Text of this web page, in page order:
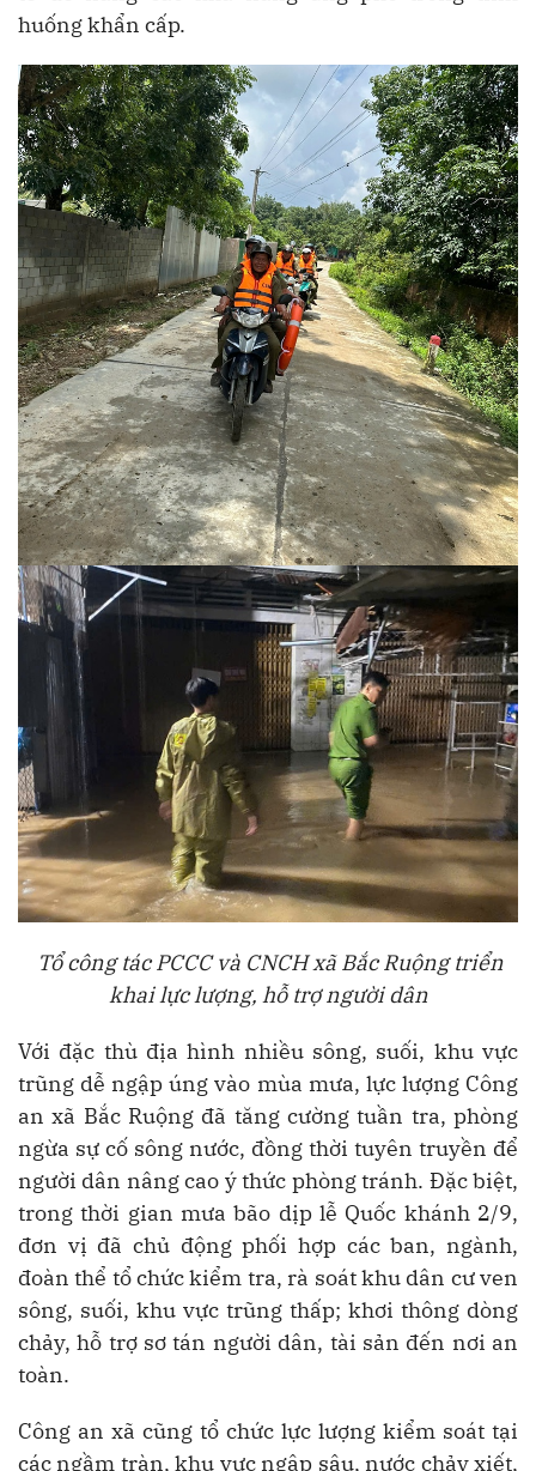
huống khẩn cấp.
Tổ công tác PCCC và CNCH xã Bắc Ruộng triển
khai lực lượng, hỗ trợ người dân
Với đặc thù địa hình nhiều sông, suối, khu vực
trũng dễ ngập úng vào mùa mưa, lực lượng Công
an xã Bắc Ruộng đã tăng cường tuần tra, phòng
ngừa sự cố sông nước, đồng thời tuyên truyền để
người dân nâng cao ý thức phòng tránh. Đặc biệt,
trong thời gian mưa bão dịp lễ Quốc khánh 2/9,
đơn vị đã chủ động phối hợp các ban, ngành,
đoàn thể tổ chức kiểm tra, rà soát khu dân cư ven
sông, suối, khu vực trũng thấp; khơi thông dòng
chảy, hỗ trợ sơ tán người dân, tài sản đến nơi an
toàn.
Công an xã cũng tổ chức lực lượng kiểm soát tại
các ngầm tràn, khu vực ngập sâu, nước chảy xiết,